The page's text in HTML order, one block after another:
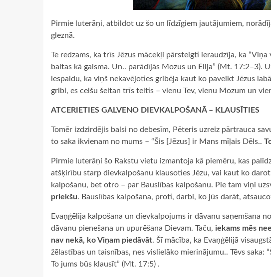
Pirmie luterāņi, atbildot uz šo un līdzīgiem jautājumiem,
gleznā.
Te redzams, ka trīs Jēzus mācekļi pārsteigti ieraudzīja, ka
baltas kā gaisma. Un.. parādījās Mozus un Ēlija” (Mt. 17:2–3).
iespaidu, ka viņš nekavējoties gribēja kaut ko paveikt Jēzus
gribi, es celšu šeitan trīs teltis – vienu Tev, vienu Mozum un
ATCERIETIES GALVENO DIEVKALPOŠANĀ – KLAUSĪTIES
Tomēr izdzirdējis balsi no debesīm, Pēteris uzreiz pārtrauca
to saka ikvienam no mums – “Šis [Jēzus] ir Mans mīļais Dēls..
Pirmie luterāņi šo Rakstu vietu izmantoja kā piemēru, kas
atšķirību starp dievkalpošanu klausoties Jēzu, vai kaut ko
kalpošanu, bet otro – par Bauslības kalpošanu. Pie tam viņi
priekšu. Bauslības kalpošana, proti, darbi, ko jūs darāt,
Evaņģēlija kalpošana un dievkalpojums ir dāvanu saņemšana
dāvanu pienešana un upurēšana Dievam. Taču, iekams mēs
nav nekā, ko Viņam piedāvāt. Šī mācība, ka Evaņģēlijā
žēlastības un taisnības, nes vislielāko mierinājumu.. Tēvs saka:
To jums būs klausīt” (Mt. 17:5) .